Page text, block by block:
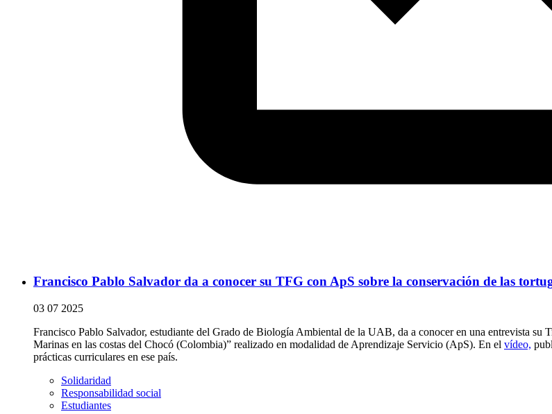
Francisco Pablo Salvador da a conocer su TFG con ApS sobre la conservación de las
03 07 2025
Francisco Pablo Salvador, estudiante del Grado de Biología Ambiental de la UAB, da a conocer en una entrevista su
Marinas en las costas del Chocó (Colombia)” realizado en modalidad de Aprendizaje Servicio (ApS). En el vídeo,
prácticas curriculares en ese país.
Solidaridad
Responsabilidad social
Estudiantes